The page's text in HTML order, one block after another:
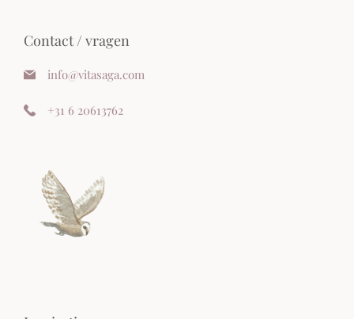
Contact / vragen
info@vitasaga.com
+31 6 20613762